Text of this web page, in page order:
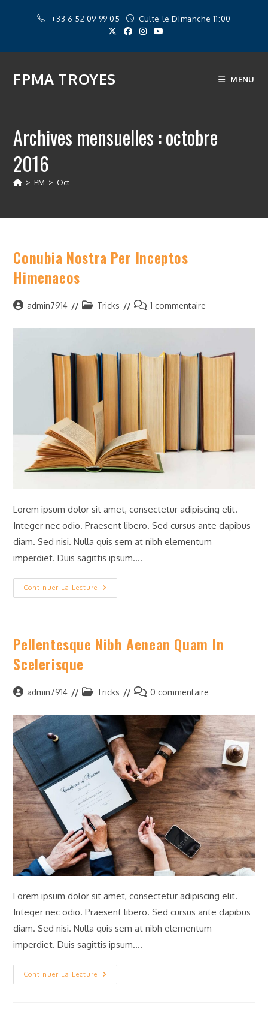
+33 6 52 09 99 05 Culte le Dimanche 11:00
FPMA TROYES MENU
Archives mensuelles : octobre
2016
> PM > Oct
Conubia Nostra Per Inceptos
Himenaeos
Auteur/autrice
la
admin7914
PostTricks
Commentaires
la
1 commentaire
Lorem ipsum dolor sit amet, consectetur adipiscing elit.
Integer nec odio. Praesent libero. Sed cursus ante dapibus
diam. Sed nisi. Nulla quis sem at nibh elementum
imperdiet. Duis sagittis ipsum.…
Continuer La Lecture
Conubia
Nostra
Pellentesque Nibh Aenean Quam In
Scelerisque
Auteur/autrice
la
publication :
admin7914
PostTricks
Commentaires
la
publication :
0 commentaire
Lorem ipsum dolor sit amet, consectetur adipiscing elit.
Integer nec odio. Praesent libero. Sed cursus ante dapibus
diam. Sed nisi. Nulla quis sem at nibh elementum
imperdiet. Duis sagittis ipsum.…
Continuer La Lecture
Pellentesque
Nibh